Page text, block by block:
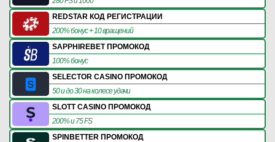
REDSTAR КОД РЕГИСТРАЦИИ
200% бонус + 10 вращений
SAPPHIREBET ПРОМОКОД
100% бонус
SELECTOR CASINO ПРОМОКОД
50 и до 30 на колесе удачи
SLOTT CASINO ПРОМОКОД
200% и 75 FS
SPINBETTER ПРОМОКОД